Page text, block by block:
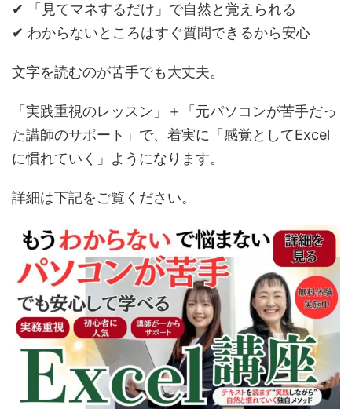
✔ 「見てマネするだけ」で自然と覚えられる
✔ わからないところはすぐ質問できるから安心
文字を読むのが苦手でも大丈夫。
「実践重視のレッスン」＋「元パソコンが苦手だっ
た講師のサポート」で、着実に「感覚としてExcel
に慣れていく」ようになります。
詳細は下記をご覧ください。